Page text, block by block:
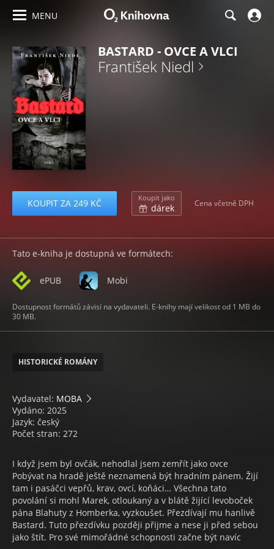
MENU
BASTARD - OVCE A VLCI
František Niedl
KOUPIT ZA 249 KČ Koupit jako
dárek Cena včetně DPH
Tato e-kniha je dostupná ve formátech:
ePUB Mobi
Dostupnost formátů závisí na vydavateli. E-knihy mají velikost od 1 MB do
30 MB.
HISTORICKÉ ROMÁNY
Vydavatel: MOBA
Vydáno: 2025
Jazyk: český
Počet stran: 272
I když jsem byl ovčák, nehodlal jsem zemřít jako ovce
Pobývat na hradě ještě neznamená být hradním pánem. Žijí
tam i pasáčci vepřů, krav, ovcí, koňáci… Všechna tato
povolání si mohl Marek, otloukaný a v blátě žijící levoboček
pána Blahuty z Homberka, vyzkoušet. Přezdívají mu hanlivě
Bastard. Tuto přezdívku později přijme a nese ji před sebou
jako štít. Pro své mimořádné schopnosti začne být navíc